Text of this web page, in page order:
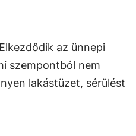
az ünnepi
szempontból nem
lakástüzet, sérülést